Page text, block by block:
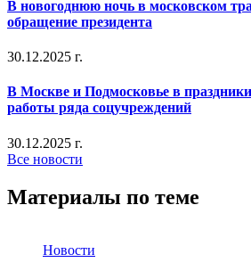
В новогоднюю ночь в московском
обращение президента
30.12.2025 г.
В Москве и Подмосковье в
работы ряда соцучреждений
30.12.2025 г.
Все новости
Материалы по теме
Новости